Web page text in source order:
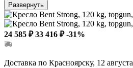
Развернуть
24 585 ₽ 33 416 ₽ -31%
Доставка по Красноярску, 12 августа